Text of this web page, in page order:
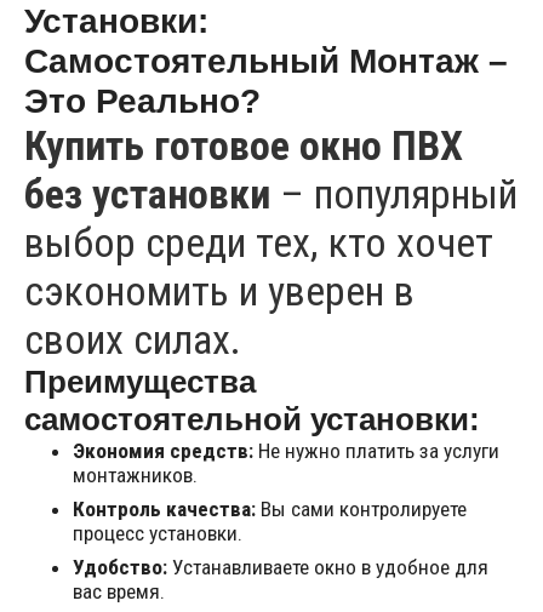
Установки:
Самостоятельный Монтаж –
Это Реально?
Купить готовое окно ПВХ
без установки – популярный
выбор среди тех, кто хочет
сэкономить и уверен в
своих силах.
Преимущества
самостоятельной установки:
Экономия средств: Не нужно платить за услуги
монтажников.
Контроль качества: Вы сами контролируете
процесс установки.
Удобство: Устанавливаете окно в удобное для
вас время.